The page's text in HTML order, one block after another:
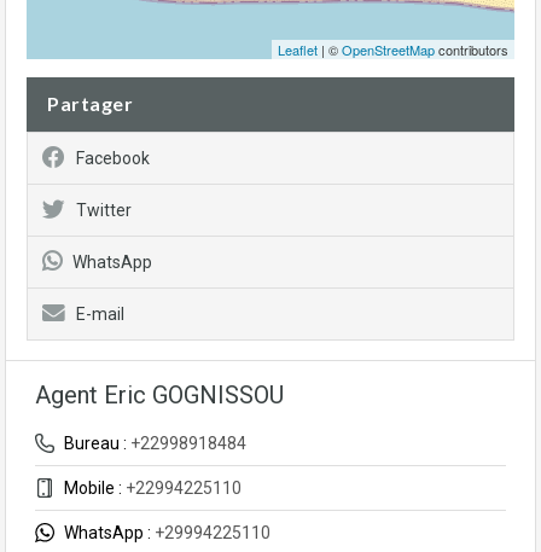
Leaflet | ©OpenStreetMapcontributors
Partager
Facebook
Twitter
WhatsApp
E-mail
Agent Eric GOGNISSOU
Bureau : +22998918484
Mobile : +22994225110
WhatsApp : +29994225110